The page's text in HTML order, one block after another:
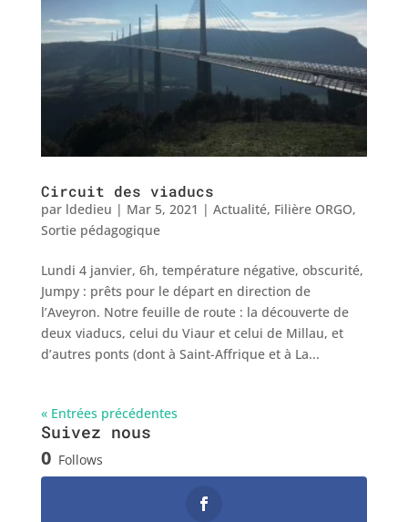
Circuit des viaducs
par ldedieu | Mar 5, 2021 | Actualité, Filière ORGO,
Sortie pédagogique
Lundi 4 janvier, 6h, température négative, obscurité,
Jumpy : prêts pour le départ en direction de
l’Aveyron. Notre feuille de route : la découverte de
deux viaducs, celui du Viaur et celui de Millau, et
d’autres ponts (dont à Saint-Affrique et à La...
« Entrées précédentes
Suivez nous
0 Follows